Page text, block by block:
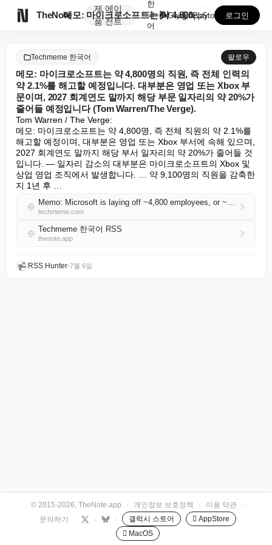
TheNote
제
품
에이
전트
메모: 마이크로소프트는 약 4,800명의 직원, 즉 전...
한
국
어
GooglePlay
AppStore 로그인
Techmeme 한국어 팔로우
메모: 마이크로소프트는 약 4,800명의 직원, 즉 전체 인력의
약 2.1%를 해고할 예정입니다. 대부분은 영업 또는 Xbox 부
문이며, 2027 회계연도 말까지 해당 부문 일자리의 약 20%가
줄어들 예정입니다 (Tom Warren/The Verge).
Tom Warren / The Verge:
메모: 마이크로소프트는 약 4,800명, 즉 전체 직원의 약 2.1%를
해고할 예정이며, 대부분은 영업 또는 Xbox 부서에 속해 있으며,
2027 회계연도 말까지 해당 부서 일자리의 약 20%가 줄어들 것
입니다. — 일자리 감소의 대부분은 마이크로소프트의 Xbox 및
상업 영업 조직에서 발생합니다. … 약 9,100명의 직원을 감축한
지 1년 후 …
Memo: Microsoft is laying off ~4,800 employees, or ~2.1% of its workforce; most are in sales or Xbox, where ~20% of jobs are set to be cut by the end of FY 2027 (Tom Warren/The Verge)
techmeme.com
Techmeme 한국어 RSS
thenote.app
RSS Hunter•7월 6일
© 2015-2026, TheNote.app · 개인정보 보호정책 · 이용 약관
·
문의하기
· · · 갤럭시 스토어
 AppStore
 MacOS